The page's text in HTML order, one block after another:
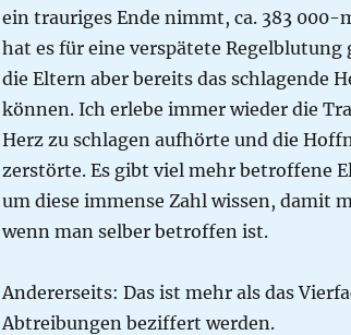
ein trauriges Ende nimmt, ca. 383 000-
hat es für eine verspätete
die Eltern aber bereits das schlagende
können. Ich erlebe immer wieder die
Herz zu schlagen aufhörte und die
zerstörte. Es gibt viel mehr betroffene
um diese immense Zahl wissen, damit
wenn man selber betroffen ist.
Andererseits: Das ist mehr als das
Abtreibungen beziffert werden.